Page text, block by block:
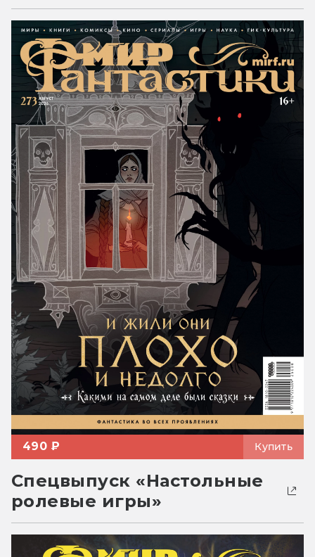
490 ₽ Купить
Спецвыпуск «Настольные
ролевые игры»